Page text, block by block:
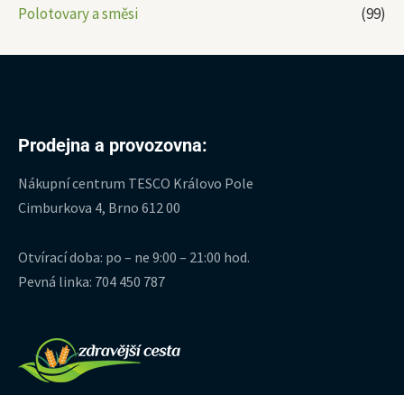
Polotovary a směsi
(99)
Prodejna a provozovna:
Nákupní centrum TESCO Královo Pole
Cimburkova 4, Brno 612 00
Otvírací doba: po – ne 9:00 – 21:00 hod.
Pevná linka: 704 450 787